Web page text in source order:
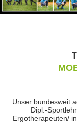
Unser bundesweit
Dipl.-
Ergotherapeuten/